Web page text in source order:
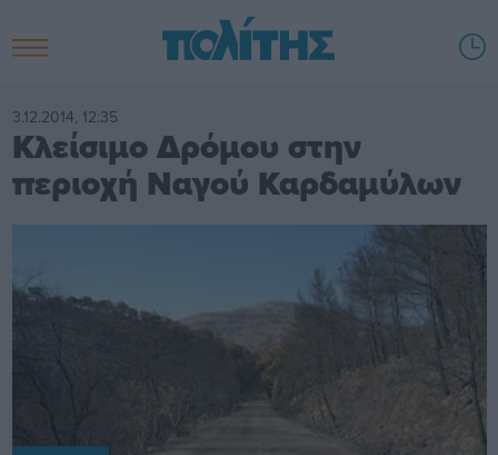
3.12.2014, 12:35
Κλείσιμο Δρόμου στην
περιοχή Ναγού Καρδαμύλων